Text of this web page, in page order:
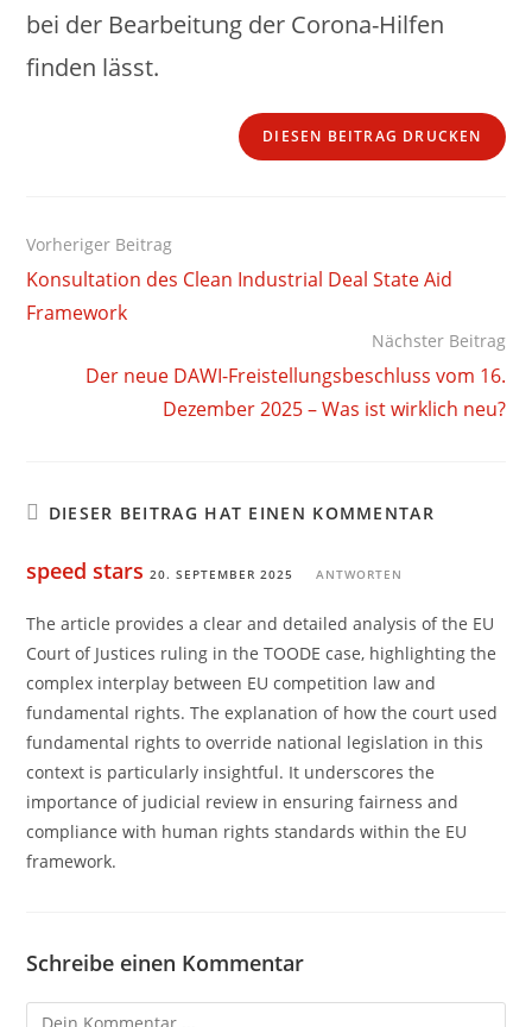
bei der Bearbeitung der Corona-Hilfen
finden lässt.
DIESEN BEITRAG DRUCKEN
Weitere
ansehen
Vorheriger Beitrag
Konsultation des Clean Industrial Deal State Aid
Framework
Nächster Beitrag
Der neue DAWI-Freistellungsbeschluss vom 16.
Dezember 2025 – Was ist wirklich neu?
DIESER BEITRAG HAT EINEN KOMMENTAR
speed stars 20. SEPTEMBER 2025 ANTWORTEN
The article provides a clear and detailed analysis of the EU
Court of Justices ruling in the TOODE case, highlighting the
complex interplay between EU competition law and
fundamental rights. The explanation of how the court used
fundamental rights to override national legislation in this
context is particularly insightful. It underscores the
importance of judicial review in ensuring fairness and
compliance with human rights standards within the EU
framework.
Schreibe einen Kommentar
Kommentieren